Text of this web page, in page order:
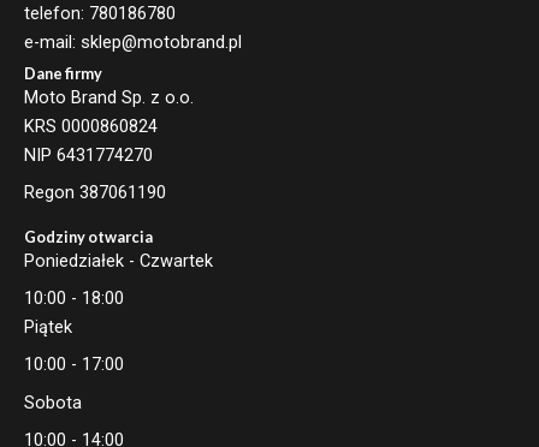
telefon: 780186780
e-mail: sklep@motobrand.pl
Dane firmy
Moto Brand Sp. z o.o.
KRS 0000860824
NIP 6431774270
Regon 387061190
Godziny otwarcia
Poniedziałek - Czwartek
10:00 - 18:00
Piątek
10:00 - 17:00
Sobota
10:00 - 14:00